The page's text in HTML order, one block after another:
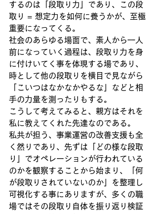
するのは「段取り力」であり、この段
取り = 想定力を如何に養うかが、至極
重要になってくる。
社会のあらゆる場面で、素人から一人
前になっていく過程は、段取り力を身
に付けいてく事を体現する場であり、
時として他の段取りを横目で見ながら
「こいつはなかなかやるな」などと相
手の力量を測ったりもする。
こうして考えてみると、親方はそれを
私に教えてくれた先達なのである。
私共が担う、事業運営の改善支援も全
く然りであり、先ずは「どの様な段取
り」でオペレーションが行われている
のかを観察することから始まり、「何
が段取りされていないのか」を整理し
可視化する事にありますが、多くの職
場ではその段取り自体を振り返り検証